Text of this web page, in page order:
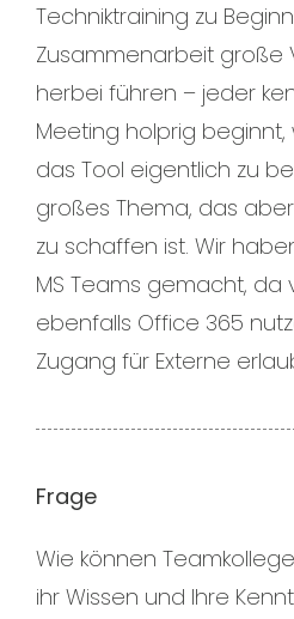
Techniktraining zu
Zusammenarbeit große
herbei führen – jeder
Meeting holprig beginnt,
das Tool eigentlich zu
großes Thema, das
zu schaffen ist. Wir
MS Teams gemacht, da
ebenfalls Office 365
Zugang für Externe
Frage
Wie können
ihr Wissen und Ihre